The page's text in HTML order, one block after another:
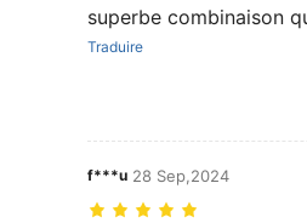
superbe combinaison
Traduire
f***u 28 Sep,2024